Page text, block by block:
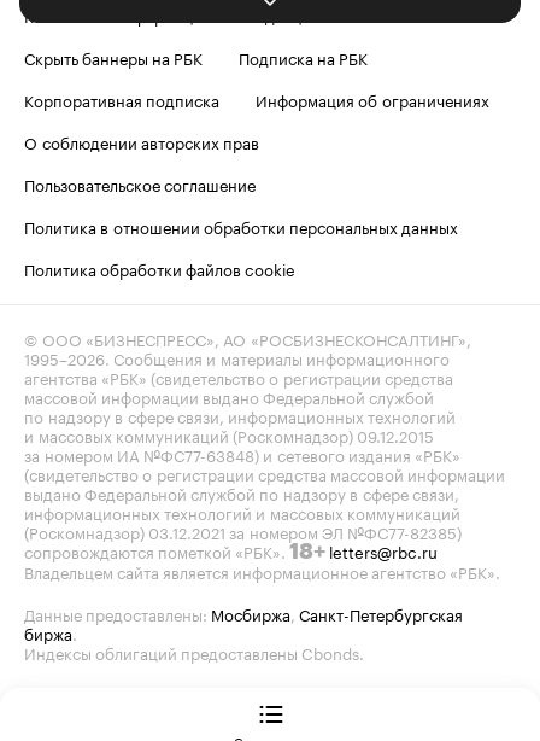
Контактная информация
Редакция
Скрыть баннеры на РБК
Подписка на РБК
Корпоративная подписка
Информация об ограничениях
О соблюдении авторских прав
Пользовательское соглашение
Политика в отношении обработки персональных данных
Политика обработки файлов cookie
© ООО «БИЗНЕСПРЕСС», АО «РОСБИЗНЕСКОНСАЛТИНГ»,
1995–2026 . Сообщения и материалы информационного
агентства «РБК» (свидетельство о регистрации средства
массовой информации выдано Федеральной службой
по надзору в сфере связи, информационных технологий
и массовых коммуникаций (Роскомнадзор) 09.12.2015
за номером ИА №ФС77-63848) и сетевого издания «РБК»
(свидетельство о регистрации средства массовой информации
выдано Федеральной службой по надзору в сфере связи,
информационных технологий и массовых коммуникаций
(Роскомнадзор) 03.12.2021 за номером ЭЛ №ФС77-82385)
сопровождаются пометкой «РБК». 18+ letters@rbc.ru
Владельцем сайта является информационное агентство «РБК».
Данные предоставлены: Мосбиржа Санкт-Петербургская
биржа
Индексы облигаций предоставлены Cbonds.